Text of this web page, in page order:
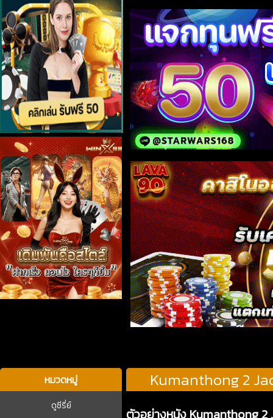
หมวดหมู่
ดูซีรี่ย์
Kumanthong 2
ตัวอย่างหนัง Kumanthong 2